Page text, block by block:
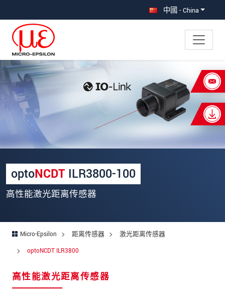
中國 - China
optoNCDT ILR3800-100
高性能激光距离传感器
Micro-Epsilon 距离传感器
激光距离传感器
optoNCDT ILR3800
高性能激光距离传感器
×
Your request for: optoNCDT ILR3800
称谓
名*
姓*
公司名称 *
邮政编码
城市*
国家*